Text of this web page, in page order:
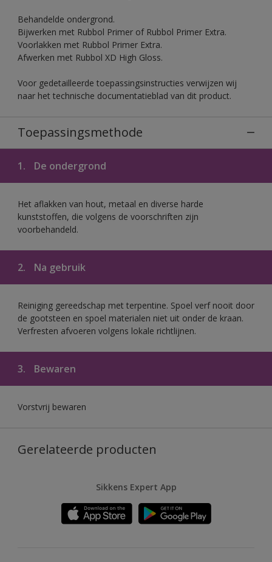
Behandelde ondergrond.
Bijwerken met Rubbol Primer of Rubbol Primer Extra.
Voorlakken met Rubbol Primer Extra.
Afwerken met Rubbol XD High Gloss.
Voor gedetailleerde toepassingsinstructies verwijzen wij
naar het technische documentatieblad van dit product.
Toepassingsmethode
1. De ondergrond
Het aflakken van hout, metaal en diverse harde
kunststoffen, die volgens de voorschriften zijn
voorbehandeld.
2. Na gebruik
Reiniging gereedschap met terpentine. Spoel verf nooit door
de gootsteen en spoel materialen niet uit onder de kraan.
Verfresten afvoeren volgens lokale richtlijnen.
3. Bewaren
Vorstvrij bewaren
Gerelateerde producten
Sikkens Expert App